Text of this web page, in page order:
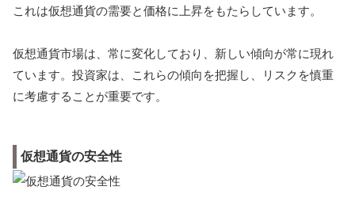
これは仮想通貨の需要と価格に上昇をもたらしています。
仮想通貨市場は、常に変化しており、新しい傾向が常に現れ
ています。投資家は、これらの傾向を把握し、リスクを慎重
に考慮することが重要です。
仮想通貨の安全性